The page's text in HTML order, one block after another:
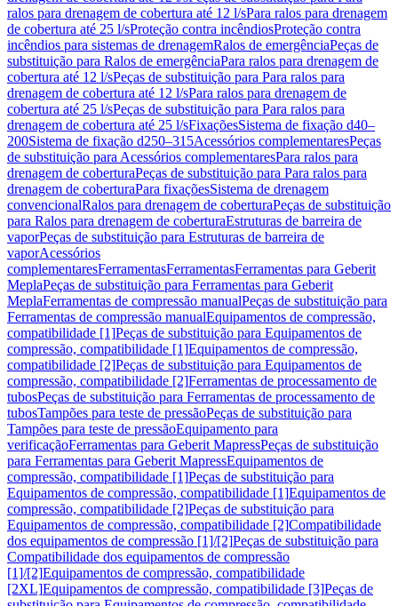
ralos para drenagem de cobertura até 12 l/sPara ralos para drenagem
de cobertura até 25 l/sProteção contra incêndiosProteção contra
incêndios para sistemas de drenagemRalos de emergênciaPeças de
substituição para Ralos de emergênciaPara ralos para drenagem de
cobertura até 12 l/sPeças de substituição para Para ralos para
drenagem de cobertura até 12 l/sPara ralos para drenagem de
cobertura até 25 l/sPeças de substituição para Para ralos para
drenagem de cobertura até 25 l/sFixaçõesSistema de fixação d40–
200Sistema de fixação d250–315Acessórios complementaresPeças
de substituição para Acessórios complementaresPara ralos para
drenagem de coberturaPeças de substituição para Para ralos para
drenagem de coberturaPara fixaçõesSistema de drenagem
convencionalRalos para drenagem de coberturaPeças de substituição
para Ralos para drenagem de coberturaEstruturas de barreira de
vaporPeças de substituição para Estruturas de barreira de
vaporAcessórios
complementaresFerramentasFerramentasFerramentas para Geberit
MeplaPeças de substituição para Ferramentas para Geberit
MeplaFerramentas de compressão manualPeças de substituição para
Ferramentas de compressão manualEquipamentos de compressão,
compatibilidade [1]Peças de substituição para Equipamentos de
compressão, compatibilidade [1]Equipamentos de compressão,
compatibilidade [2]Peças de substituição para Equipamentos de
compressão, compatibilidade [2]Ferramentas de processamento de
tubosPeças de substituição para Ferramentas de processamento de
tubosTampões para teste de pressãoPeças de substituição para
Tampões para teste de pressãoEquipamento para
verificaçãoFerramentas para Geberit MapressPeças de substituição
para Ferramentas para Geberit MapressEquipamentos de
compressão, compatibilidade [1]Peças de substituição para
Equipamentos de compressão, compatibilidade [1]Equipamentos de
compressão, compatibilidade [2]Peças de substituição para
Equipamentos de compressão, compatibilidade [2]Compatibilidade
dos equipamentos de compressão [1]/[2]Peças de substituição para
Compatibilidade dos equipamentos de compressão
[1]/[2]Equipamentos de compressão, compatibilidade
[2XL]Equipamentos de compressão, compatibilidade [3]Peças de